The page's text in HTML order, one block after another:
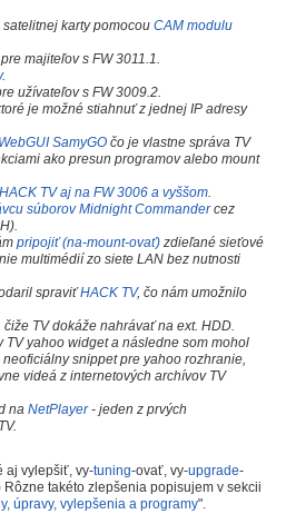
karty pomocou CAM modulu
pre majiteľov s FW 3011.1.
.
užívateľov s FW 3009.2.
je možné stiahnuť z jednej IP adresy
SamyGO čo je vlastne správa TV
ako presun programov alebo mount
TV aj na FW 3006 a vyššom.
súborov Midnight Commandercez
pripojiť (na-mount-ovať) zdieľané sieťové
multimédií zo siete LAN bez nutnosti
spraviťHACK TV, čo nám umožnilo
čiže TV dokáže nahrávať na ext. HDD.
TV yahoo widget a následne som mohol
snippet pre yahoo rozhranie,
videá z internetových archívov TV
na NetPlayer- jeden z prvých
aj vylepšiť, vy-tuning-ovať, vy-upgrade-
takéto zlepšenia popisujem v sekcii
úpravy, vylepšenia a programy".